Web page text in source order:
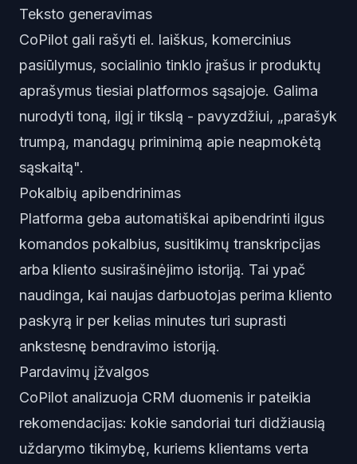
Teksto generavimas
CoPilot gali rašyti el. laiškus, komercinius
pasiūlymus, socialinio tinklo įrašus ir produktų
aprašymus tiesiai platformos sąsajoje. Galima
nurodyti toną, ilgį ir tikslą - pavyzdžiui, „parašyk
trumpą, mandagų priminimą apie neapmokėtą
sąskaitą".
Pokalbių apibendrinimas
Platforma geba automatiškai apibendrinti ilgus
komandos pokalbius, susitikimų transkripcijas
arba kliento susirašinėjimo istoriją. Tai ypač
naudinga, kai naujas darbuotojas perima kliento
paskyrą ir per kelias minutes turi suprasti
ankstesnę bendravimo istoriją.
Pardavimų įžvalgos
CoPilot analizuoja CRM duomenis ir pateikia
rekomendacijas: kokie sandoriai turi didžiausią
uždarymo tikimybę, kuriems klientams verta